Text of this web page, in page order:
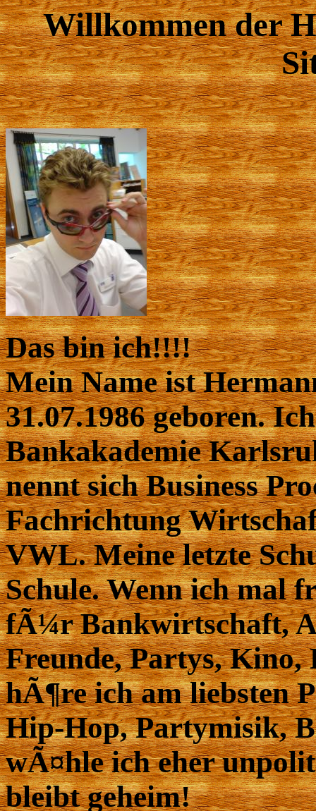
Willkommen der
Das bin ich!!!!
Mein Name ist
31.07.1986 geboren.
Bankakademie
nennt sich Business
Fachrichtung
VWL. Meine letzte
Schule. Wenn ich mal
fÃ¼r Bankwirtschaft,
Freunde, Partys,
hÃ¶re ich am liebsten
Hip-Hop, Partymisik,
wÃ¤hle ich eher
bleibt geheim!